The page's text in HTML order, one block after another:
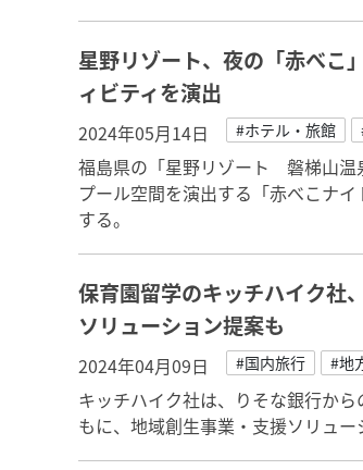
星野リゾート、夜の「赤べこ
ィビティを演出
2024年05月14日 #ホテル・旅館
福島県の「星野リゾート 磐梯山温
プール空間を演出する「赤べこナ
する。
保育園留学のキッチハイク社
ソリューション提案も
2024年04月09日 #国内旅行 #地
キッチハイク社は、りそな銀行か
もに、地域創生事業・支援ソリュ